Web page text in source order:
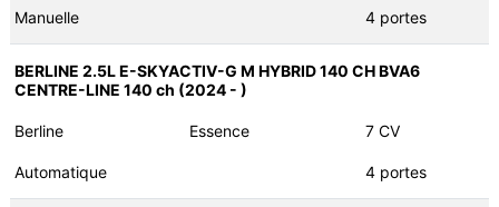
Manuelle 4 portes
BERLINE 2.5L E-SKYACTIV-G M HYBRID 140 CH BVA6
CENTRE-LINE 140 ch (2024 - )
Berline Essence 7 CV
Automatique 4 portes